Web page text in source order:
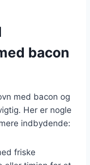
bacon
med bacon og
Her er nogle
indbydende:
friske